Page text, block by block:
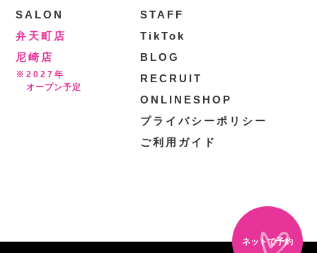
ネットで予約
SALON
弁天町店
尼崎店
※2027年
オープン予定
STAFF
TikTok
BLOG
RECRUIT
ONLINESHOP
プライバシーポリシー
ご利用ガイド